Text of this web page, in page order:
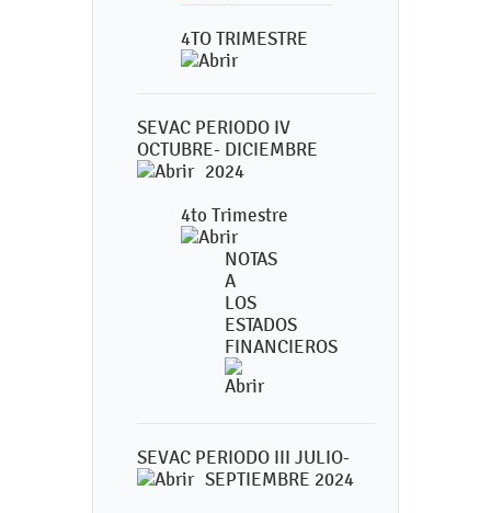
4TO TRIMESTRE
SEVAC PERIODO IV
OCTUBRE- DICIEMBRE
2024
4to Trimestre
NOTAS
A
LOS
ESTADOS
FINANCIEROS
SEVAC PERIODO III JULIO-
SEPTIEMBRE 2024